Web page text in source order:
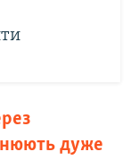
дуже